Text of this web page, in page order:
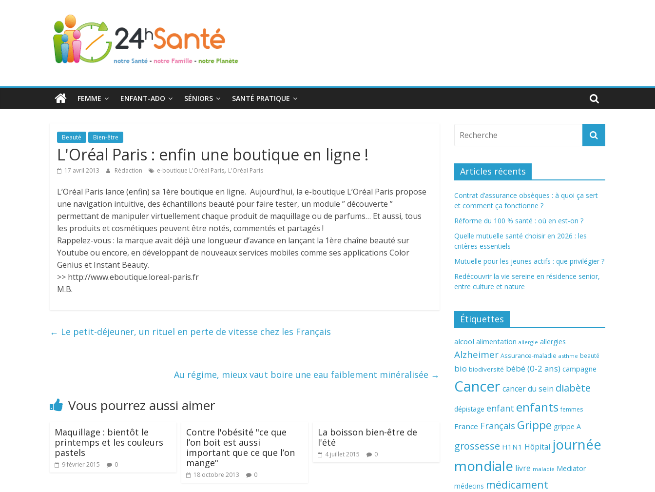
24h
Santé
toute
FEMME ENFANT-ADO SÉNIORS SANTÉ PRATIQUE
Beauté Bien-être
L'Oréal Paris : enfin une boutique en ligne !
17 avril 2013 Rédaction e-boutique L'Oréal Paris, L'Oréal Paris
L’Oréal Paris lance (enfin) sa 1ère boutique en ligne. Aujourd’hui, la e-boutique L’Oréal Paris propose
une navigation intuitive, des échantillons beauté pour faire tester, un module ” découverte ”
permettant de manipuler virtuellement chaque produit de maquillage ou de parfums… Et aussi, tous
les produits et cosmétiques peuvent être notés, commentés et partagés !
Rappelez-vous : la marque avait déjà une longueur d’avance en lançant la 1ère chaîne beauté sur
Youtube ou encore, en développant de nouveaux services mobiles comme ses applications Color
Genius et Instant Beauty.
>> http://www.eboutique.loreal-paris.fr
M.B.
← Le petit-déjeuner, un rituel en perte de vitesse chez les Français
Au régime, mieux vaut boire une eau faiblement minéralisée →
Vous pourrez aussi aimer
Maquillage : bientôt le
printemps et les couleurs
pastels
9 février 2015 0
Contre l'obésité "ce que
l’on boit est aussi
important que ce que l’on
mange"
18 octobre 2013 0
La boisson bien-être de
l'été
4 juillet 2015 0
Articles récents
Contrat d’assurance obsèques : à quoi ça sert
et comment ça fonctionne ?
Réforme du 100 % santé : où en est-on ?
Quelle mutuelle santé choisir en 2026 : les
critères essentiels
Mutuelle pour les jeunes actifs : que privilégier ?
Redécouvrir la vie sereine en résidence senior,
entre culture et nature
Étiquettes
alcool alimentation allergie allergies
Alzheimer Assurance-maladie asthme beauté
bio biodiversité bébé (0-2 ans) campagne
Cancer cancer du sein diabète
dépistage enfant enfants femmes
France Français Grippe grippe A
grossesse H1N1 Hôpital journée
mondiale livre maladie Mediator
médecins médicament